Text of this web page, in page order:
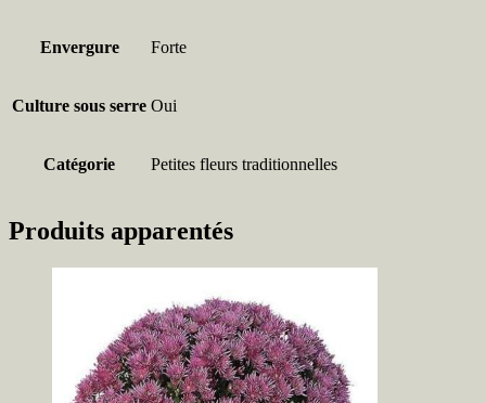
Envergure Forte
Culture sous serre Oui
Catégorie Petites fleurs traditionnelles
Produits apparentés